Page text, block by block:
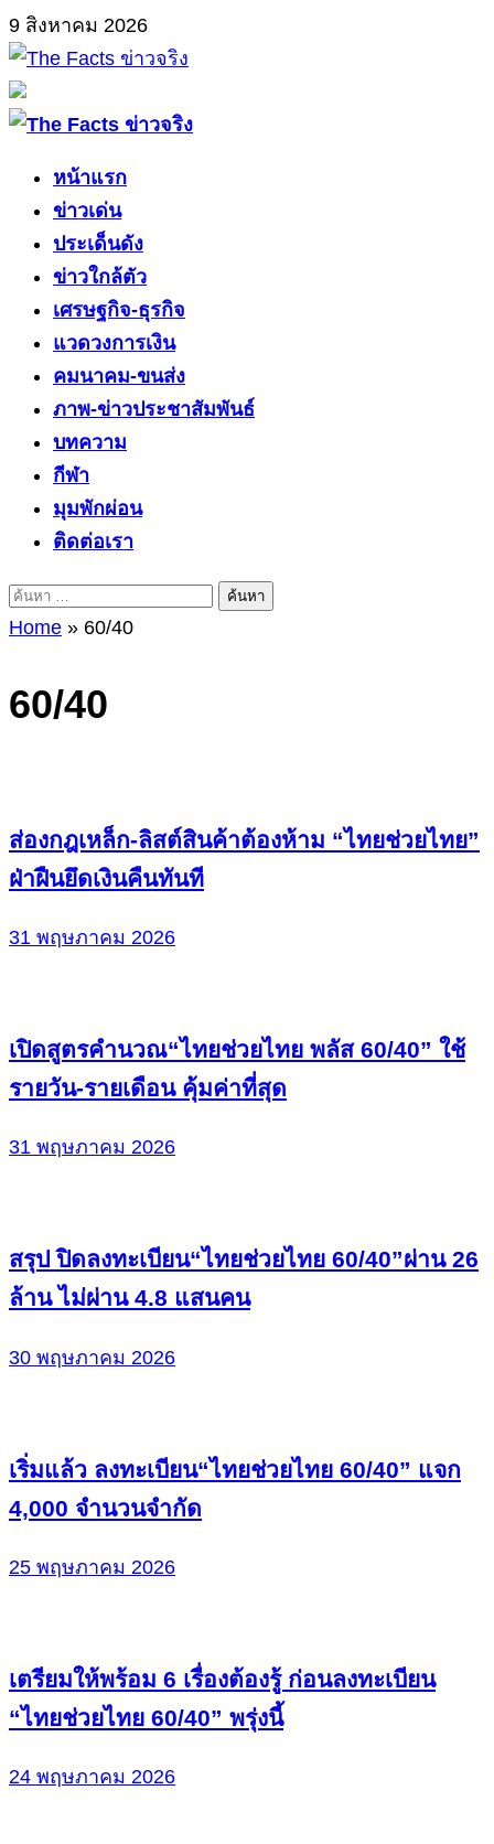
Skip
to
content
9 สิงหาคม 2026
Primary
หน้าแรก
ข่าวเด่น
ประเด็นดัง
ข่าวใกล้ตัว
เศรษฐกิจ-ธุรกิจ
แวดวงการเงิน
คมนาคม-ขนส่ง
ภาพ-ข่าวประชาสัมพันธ์
บทความ
กีฬา
มุมพักผ่อน
ติดต่อเรา
ค้นหา
สำหรับ:
Home » 60/40
60/40
ส่องกฎเหล็ก-ลิสต์สินค้าต้องห้าม “ไทยช่วยไทย”
ฝ่าฝืนยึดเงินคืนทันที
31 พฤษภาคม 2026
เปิดสูตรคำนวณ“ไทยช่วยไทย พลัส 60/40” ใช้
รายวัน-รายเดือน คุ้มค่าที่สุด
31 พฤษภาคม 2026
สรุป ปิดลงทะเบียน“ไทยช่วยไทย 60/40”ผ่าน 26
ล้าน ไม่ผ่าน 4.8 แสนคน
30 พฤษภาคม 2026
เริ่มแล้ว ลงทะเบียน“ไทยช่วยไทย 60/40” แจก
4,000 จำนวนจำกัด
25 พฤษภาคม 2026
เตรียมให้พร้อม 6 เรื่องต้องรู้ ก่อนลงทะเบียน
“ไทยช่วยไทย 60/40” พรุ่งนี้
24 พฤษภาคม 2026